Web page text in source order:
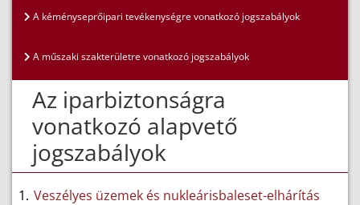
A kéményseprőipari tevékenységre vonatkozó jogszabályok
A műszaki szakterületre vonatkozó jogszabályok
Az iparbiztonságra
vonatkozó alapvető
jogszabályok
Veszélyes üzemek és nukleárisbaleset-elhárítás